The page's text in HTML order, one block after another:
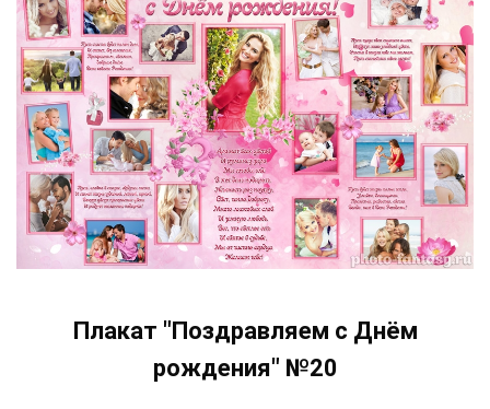
Плакат "Поздравляем с Днём
рождения" №20